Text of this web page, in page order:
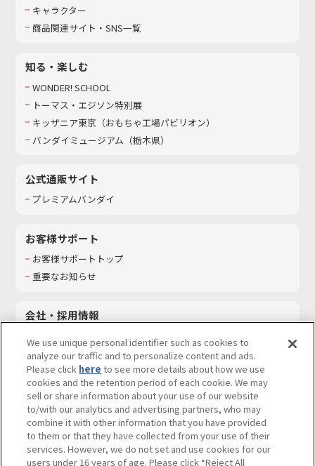
キャラクター
商品関連サイト・SNS一覧
知る・楽しむ
WONDER! SCHOOL
トーマス・エジソン特別展
キッザニア東京（おもちゃ工場パビリオン）​
バンダイミュージアム（栃木県）
公式通販サイト
プレミアムバンダイ
お客様サポート
お客様サポートトップ
重要なお知らせ
会社・採用情報
採用情報
サステナビリティ
お問い合わせ
ウェブサイトご利用条件 ソーシャルメディアポリシー
We use unique personal identifier such as cookies to
analyze our traffic and to personalize content and ads.
Please click here to see more details about how we use
cookies and the retention period of each cookie. We may
sell or share information about your use of our website
to/with our analytics and advertising partners, who may
combine it with other information that you have provided
to them or that they have collected from your use of their
services. However, we do not set and use cookies for our
users under 16 years of age. Please click “Reject All